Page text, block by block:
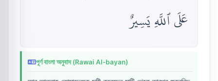
عَلَى ٱللَّهِ يَسِيرٌ
পূর্ণ বাংলা অনুবাদ (Rawai Al-bayan)